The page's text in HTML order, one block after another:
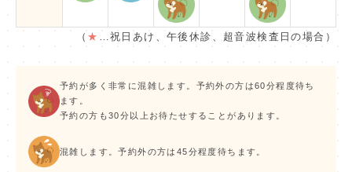
（ ★ …祝日あけ、午後休診、超音波検査日の場合）
予約が多く非常に混雑します。予約外の方は60分程度待ち
ます。
予約の方も30分以上お待たせすることがあります。
混雑します。予約外の方は45分程度待ちます。